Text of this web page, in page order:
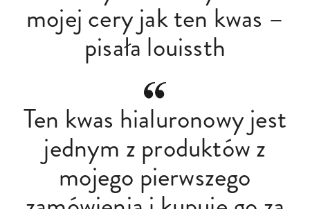
mojej cery jak ten kwas –
pisała louissth
Ten kwas hialuronowy jest
jednym z produktów z
mojego pierwszego